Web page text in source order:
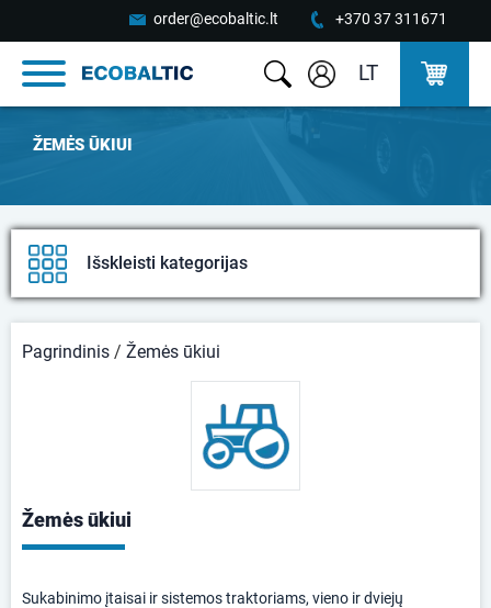
order@ecobaltic.lt +370 37 311671
LT
ŽEMĖS ŪKIUI
Išskleisti kategorijas
Pagrindinis / Žemės ūkiui
Žemės ūkiui
Sukabinimo įtaisai ir sistemos traktoriams, vieno ir dviejų